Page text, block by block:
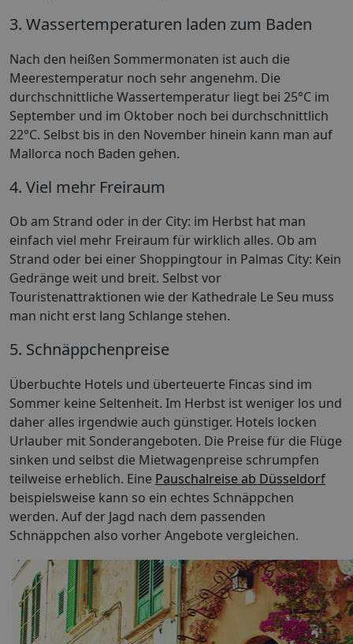
3. Wassertemperaturen laden zum Baden
Nach den heißen Sommermonaten ist auch die
Meerestemperatur noch sehr angenehm. Die
durchschnittliche Wassertemperatur liegt bei 25°C im
September und im Oktober noch bei durchschnittlich
22°C. Selbst bis in den November hinein kann man auf
Mallorca noch Baden gehen.
4. Viel mehr Freiraum
Ob am Strand oder in der City: im Herbst hat man
einfach viel mehr Freiraum für wirklich alles. Ob am
Strand oder bei einer Shoppingtour in Palmas City: Kein
Gedränge weit und breit. Selbst vor
Touristenattraktionen wie der Kathedrale Le Seu muss
man nicht erst lang Schlange stehen.
5. Schnäppchenpreise
Überbuchte Hotels und überteuerte Fincas sind im
Sommer keine Seltenheit. Im Herbst ist weniger los und
daher alles irgendwie auch günstiger. Hotels locken
Urlauber mit Sonderangeboten. Die Preise für die Flüge
sinken und selbst die Mietwagenpreise schrumpfen
teilweise erheblich. Eine Pauschalreise ab Düsseldorf
beispielsweise kann so ein echtes Schnäppchen
werden. Auf der Jagd nach dem passenden
Schnäppchen also vorher Angebote vergleichen.